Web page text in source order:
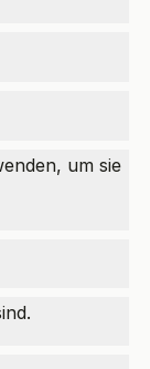
um sie